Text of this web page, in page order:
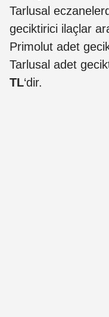
Tarlusal
geciktirici ilaçlar
Primolut adet
Tarlusal adet
TL‘dir.